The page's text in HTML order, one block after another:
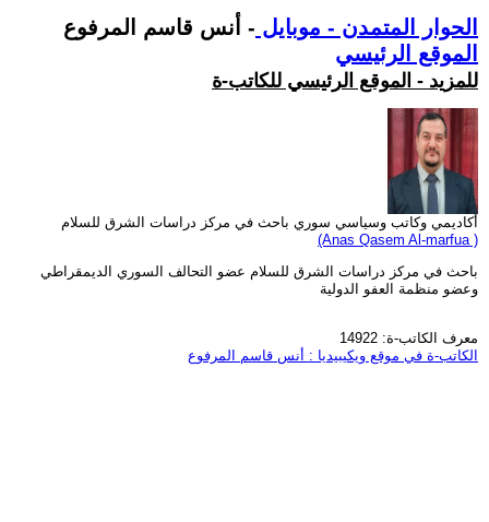
الحوار المتمدن - موبايل - أنس قاسم المرفوع
الموقع الرئيسي
للمزيد - الموقع الرئيسي للكاتب-ة
أكاديمي وكاتب وسياسي سوري باحث في مركز دراسات الشرق للسلام
(Anas Qasem Al-marfua )
باحث في مركز دراسات الشرق للسلام عضو التحالف السوري الديمقراطي
وعضو منظمة العفو الدولية
معرف الكاتب-ة: 14922
الكاتب-ة في موقع ويكيبيديا : أنس قاسم المرفوع